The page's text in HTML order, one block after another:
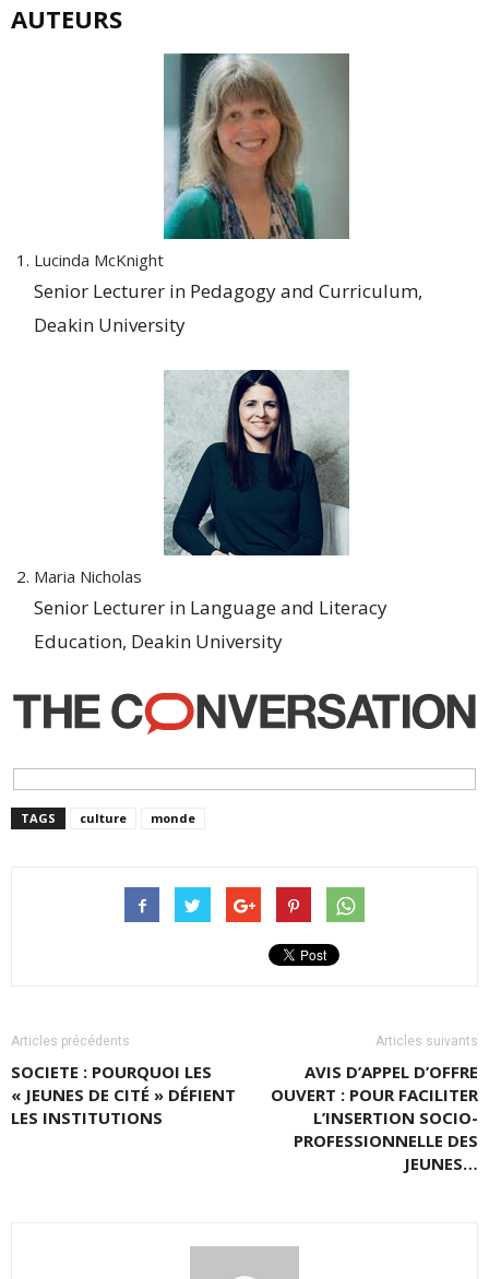
AUTEURS
Lucinda McKnight
Senior Lecturer in Pedagogy and Curriculum,
Deakin University
Maria Nicholas
Senior Lecturer in Language and Literacy
Education, Deakin University
TAGS culture monde
Articles précédents
SOCIETE : POURQUOI LES
« JEUNES DE CITÉ » DÉFIENT
LES INSTITUTIONS
Articles suivants
AVIS D’APPEL D’OFFRE
OUVERT : POUR FACILITER
L’INSERTION SOCIO-
PROFESSIONNELLE DES
JEUNES…